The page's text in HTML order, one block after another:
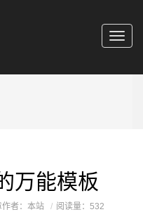
万能模板
作者：本站 阅读量：532